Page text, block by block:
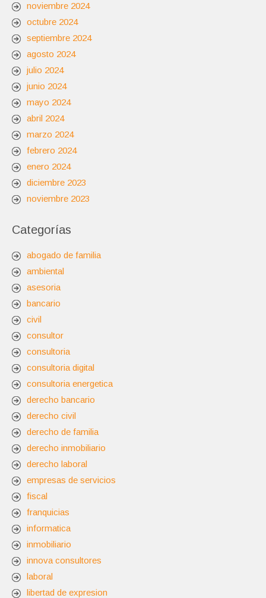
noviembre 2024
octubre 2024
septiembre 2024
agosto 2024
julio 2024
junio 2024
mayo 2024
abril 2024
marzo 2024
febrero 2024
enero 2024
diciembre 2023
noviembre 2023
Categorías
abogado de familia
ambiental
asesoria
bancario
civil
consultor
consultoria
consultoria digital
consultoria energetica
derecho bancario
derecho civil
derecho de familia
derecho inmobiliario
derecho laboral
empresas de servicios
fiscal
franquicias
informatica
inmobiliario
innova consultores
laboral
libertad de expresion